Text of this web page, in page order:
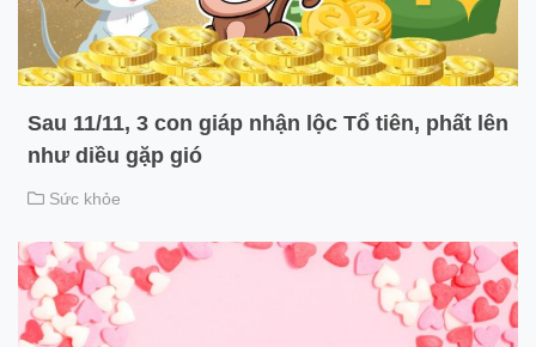
Sau 11/11, 3 con giáp nhận lộc Tổ tiên, phất lên
như diều gặp gió
Sức khỏe